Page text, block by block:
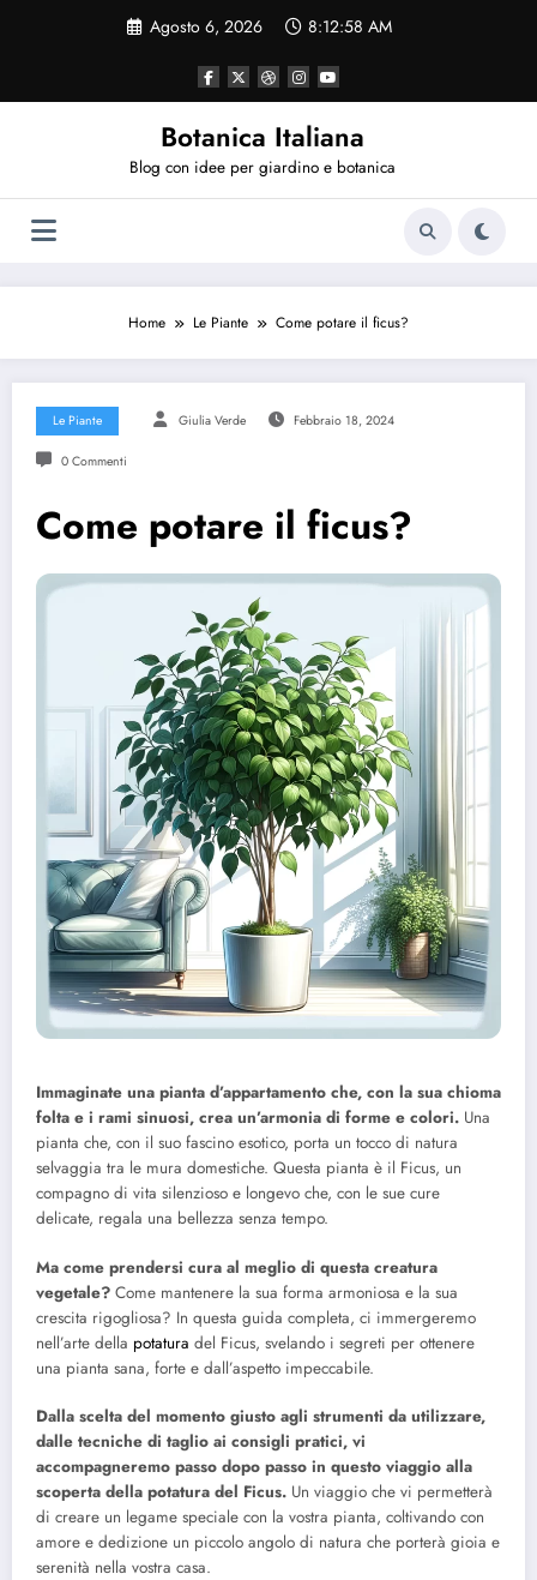
Agosto 6, 2026 8:12:59 AM
Botanica Italiana
Blog con idee per giardino e botanica
Home Le Piante Come potare il ficus?
Le Piante Giulia Verde Febbraio 18, 2024
0 Commenti
Come potare il ficus?
Immaginate una pianta d’appartamento che, con la sua chioma
folta e i rami sinuosi, crea un’armonia di forme e colori. Una
pianta che, con il suo fascino esotico, porta un tocco di natura
selvaggia tra le mura domestiche. Questa pianta è il Ficus, un
compagno di vita silenzioso e longevo che, con le sue cure
delicate, regala una bellezza senza tempo.
Ma come prendersi cura al meglio di questa creatura
vegetale? Come mantenere la sua forma armoniosa e la sua
crescita rigogliosa? In questa guida completa, ci immergeremo
nell’arte della potatura del Ficus, svelando i segreti per ottenere
una pianta sana, forte e dall’aspetto impeccabile.
Dalla scelta del momento giusto agli strumenti da utilizzare,
dalle tecniche di taglio ai consigli pratici, vi
accompagneremo passo dopo passo in questo viaggio alla
scoperta della potatura del Ficus. Un viaggio che vi permetterà
di creare un legame speciale con la vostra pianta, coltivando con
amore e dedizione un piccolo angolo di natura che porterà gioia e
serenità nella vostra casa.